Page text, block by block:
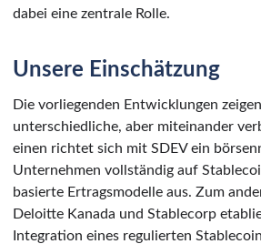
dabei eine zentrale Rolle.
Unsere Einschätzung
Die vorliegenden Entwicklungen
unterschiedliche, aber miteinander
einen richtet sich mit SDEV ein
Unternehmen vollständig auf
basierte Ertragsmodelle aus. Zum
Deloitte Kanada und Stablecorp
Integration eines regulierten